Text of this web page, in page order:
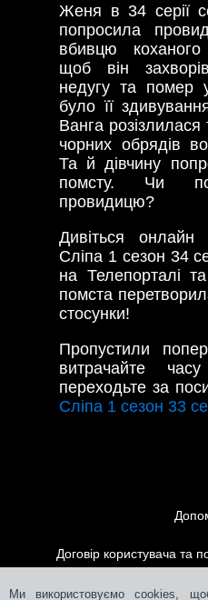
Ми використовуємо cookies,
Женя в 34 серії
попросила
вбивцю
щоб він
недугу та помер
було її
Ванга розізлилася
чорних обрядів
Та й дівчину
помсту. Чи
провидицю?
Дивіться онлайн
Сліпа 1 сезон 34
на Телепорталі
помста
стосунки!
Пропустили
витрачайте
переходьте за
Сліпа 1 сезон 33
Договір користувача та